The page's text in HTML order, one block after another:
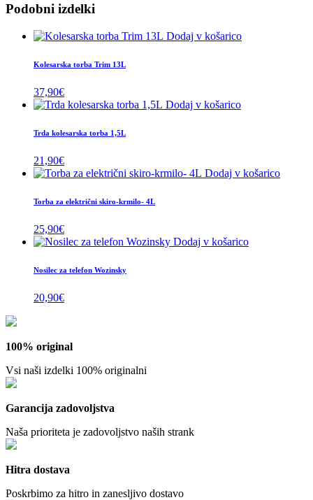
Podobni izdelki
Dodaj v košarico
Kolesarska torba Trim 13L
37,90€
Dodaj v košarico
Trda kolesarska torba 1,5L
21,90€
Dodaj v košarico
Torba za električni skiro-krmilo- 4L
25,90€
Dodaj v košarico
Nosilec za telefon Wozinsky
20,90€
100% original
Vsi naši izdelki 100% originalni
Garancija zadovoljstva
Naša prioriteta je zadovoljstvo naših strank
Hitra dostava
Poskrbimo za hitro in zanesljivo dostavo